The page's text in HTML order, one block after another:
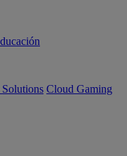
Cloud Gaming